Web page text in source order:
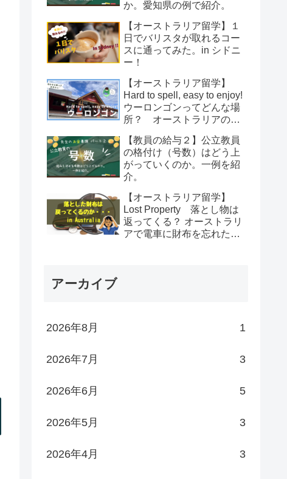
か。愛知県の例で紹介。
【オーストラリア留学】１
日でバリスタが取れるコー
スに通ってみた。in シドニ
ー！
【オーストラリア留学】
Hard to spell, easy to enjoy!
ウーロンゴンってどんな場
所？ オーストラリアのウ
【教員の給与２】公立教員
の格付け（号数）はどう上
がっていくのか。一例を紹
介。
【オーストラリア留学】
Lost Property 落とし物は
返ってくる？ オーストラリ
アで電車に財布を忘れた
アーカイブ
2026年8月 1
2026年7月 3
2026年6月 5
2026年5月 3
2026年4月 3